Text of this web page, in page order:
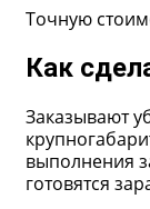
Точную
Как
Заказывают
выполнения
готовятся